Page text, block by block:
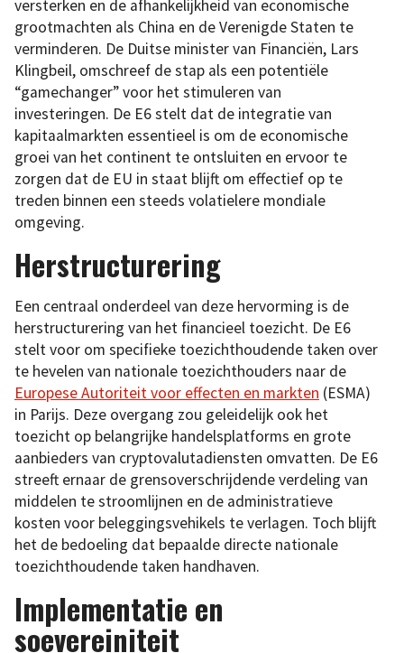
versterken en de afhankelijkheid van economische
grootmachten als China en de Verenigde Staten te
verminderen. De Duitse minister van Financiën, Lars
Klingbeil, omschreef de stap als een potentiële
“gamechanger” voor het stimuleren van
investeringen. De E6 stelt dat de integratie van
kapitaalmarkten essentieel is om de economische
groei van het continent te ontsluiten en ervoor te
zorgen dat de EU in staat blijft om effectief op te
treden binnen een steeds volatielere mondiale
omgeving.
Herstructurering
Een centraal onderdeel van deze hervorming is de
herstructurering van het financieel toezicht. De E6
stelt voor om specifieke toezichthoudende taken over
te hevelen van nationale toezichthouders naar de
Europese Autoriteit voor effecten en markten (ESMA)
in Parijs. Deze overgang zou geleidelijk ook het
toezicht op belangrijke handelsplatforms en grote
aanbieders van cryptovalutadiensten omvatten. De E6
streeft ernaar de grensoverschrijdende verdeling van
middelen te stroomlijnen en de administratieve
kosten voor beleggingsvehikels te verlagen. Toch blijft
het de bedoeling dat bepaalde directe nationale
toezichthoudende taken handhaven.
Implementatie en
soevereiniteit